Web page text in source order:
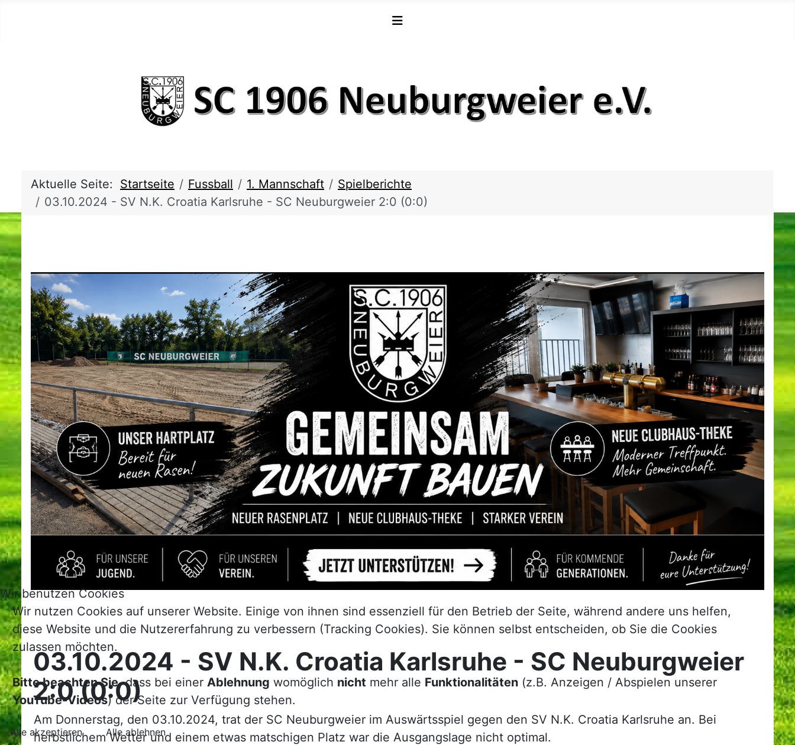
Aktuelle Seite: Startseite Fussball 1. Mannschaft
Spielberichte
03.10.2024 - SV N.K. Croatia Karlsruhe - SC Neuburgweier 2:0 (0:0)
03.10.2024 - SV N.K. Croatia Karlsruhe - SC Neuburgweier
2:0 (0:0)
Am Donnerstag, den 03.10.2024, trat der SC Neuburgweier im Auswärtsspiel gegen den SV N.K. Croatia Karlsruhe an. Bei
herbstlichem Wetter und einem etwas matschigen Platz war die Ausgangslage nicht optimal.
Wir benutzen Cookies
Wir nutzen Cookies auf unserer Website. Einige von ihnen sind essenziell für den Betrieb der Seite, während andere uns helfen,
diese Website und die Nutzererfahrung zu verbessern (Tracking Cookies). Sie können selbst entscheiden, ob Sie die Cookies
zulassen möchten.
Bitte beachten Sie,dass bei einer Ablehnung womöglich nicht mehr alle Funktionalitäten(z.B. Anzeigen / Abspielen unserer
YouTube-Videos) der Seite zur Verfügung stehen.
Alle akzeptieren Alle ablehnen